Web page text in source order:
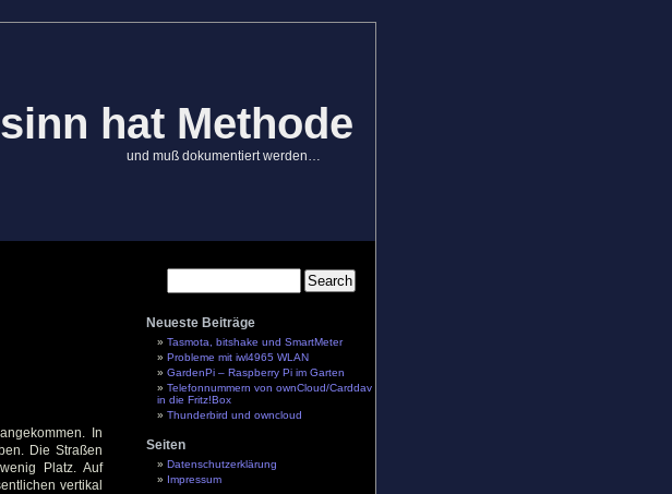
hat Methode
und muß dokumentiert werden…
Neueste Beiträge
Tasmota, bitshake und SmartMeter
Probleme mit iwl4965 WLAN
GardenPi – Raspberry Pi im Garten
Telefonnummern von ownCloud/Carddav
in die Fritz!Box
Thunderbird und owncloud
Seiten
Datenschutzerklärung
Impressum
In
Die Straßen
Platz. Auf
vertikal